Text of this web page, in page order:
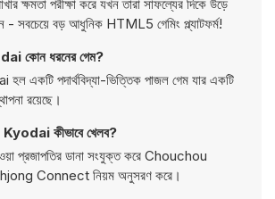
ক্ষমতা পরীক্ষা করে যখন তারা সাফল্যের দিকে উড়ে
সবচেয়ে বড় আধুনিক HTML5 গেমিং প্ল্যাটফর্ম!
কোন ধরনের গেম?
একটি পদার্থবিদ্যা-ভিত্তিক পাজল গেম যার একটি
রয়েছে।
কীভাবে খেলব?
প্রজাপতির ডানা সংযুক্ত করে Chouchou
Connect নিয়ম অনুসরণ করে।